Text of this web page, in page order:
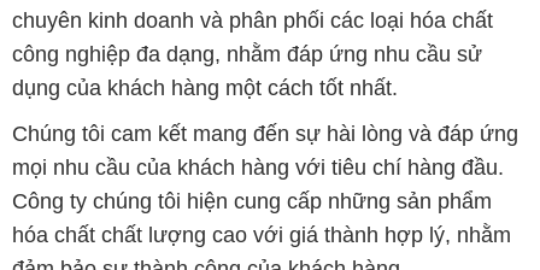
chuyên kinh doanh và phân phối các loại hóa chất
công nghiệp đa dạng, nhằm đáp ứng nhu cầu sử
dụng của khách hàng một cách tốt nhất.
Chúng tôi cam kết mang đến sự hài lòng và đáp ứng
mọi nhu cầu của khách hàng với tiêu chí hàng đầu.
Công ty chúng tôi hiện cung cấp những sản phẩm
hóa chất chất lượng cao với giá thành hợp lý, nhằm